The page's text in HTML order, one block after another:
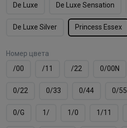
De Luxe
De Luxe Sensation
De Luxe Silver Princess Essex
Номер цвета
/00
/11 /22 0/00N
0/22 0/33 0/44 0/55
0/G 1/ 1/0 1/11